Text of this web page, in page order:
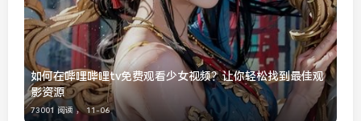
如何在哔哩哔哩tv免费观看少女视频？让你轻松找到最佳观
影资源
73001 阅读 ， 11-06